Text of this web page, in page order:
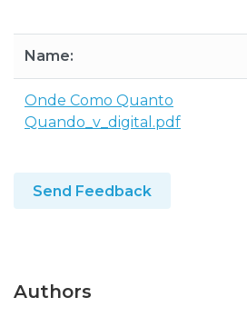
Name:
Onde Como Quanto
Quando_v_digital.pdf
Send Feedback
Authors